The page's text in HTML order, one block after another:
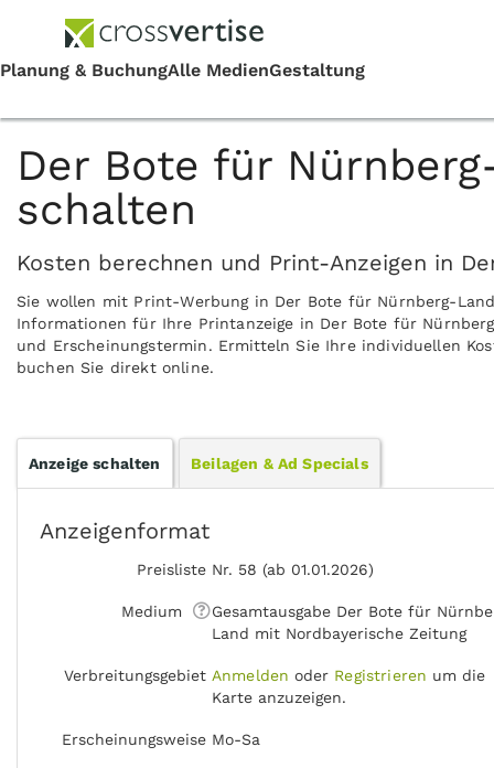
Der Bote für
schalten
Kosten berechnen und Print-Anzeigen in
Sie wollen mit Print-Werbung in Der Bote für Nürnberg-
Informationen für Ihre Printanzeige in Der Bote für
und Erscheinungstermin. Ermitteln Sie Ihre individuellen
buchen Sie direkt online.
Anzeige schalten Beilagen & Ad Specials
Anzeigenformat
Preisliste Nr. 58 (ab 01.01.2026)
Medium
Gesamtausgabe Der Bote für
Land mit Nordbayerische Zeitung
Verbreitungsgebiet Anmelden oder Registrieren um die
Karte anzuzeigen.
Erscheinungsweise Mo-Sa